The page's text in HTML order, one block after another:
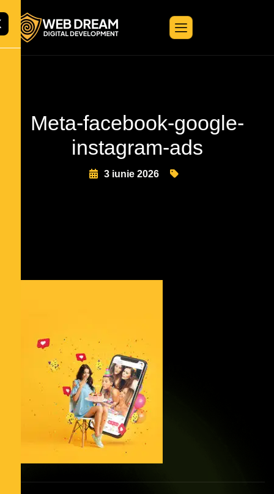
Meta-facebook-google-
instagram-ads
3 iunie 2026